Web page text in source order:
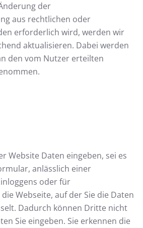
der
aus rechtlichen oder
erforderlich wird, werden wir
aktualisieren. Dabei werden
den vom Nutzer erteilten
Website Daten eingeben, sei es
anlässlich einer
oder für
Webseite, auf der Sie die Daten
Dadurch können Dritte nicht
Sie eingeben. Sie erkennen die